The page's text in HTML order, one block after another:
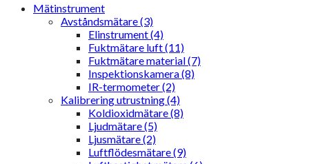
Mätinstrument
Avståndsmätare (3)
Elinstrument (4)
Fuktmätare luft (11)
Fuktmätare material (7)
Inspektionskamera (8)
IR-termometer (2)
Kalibrering utrustning (4)
Koldioxidmätare (8)
Ljudmätare (5)
Ljusmätare (2)
Luftflödesmätare (9)